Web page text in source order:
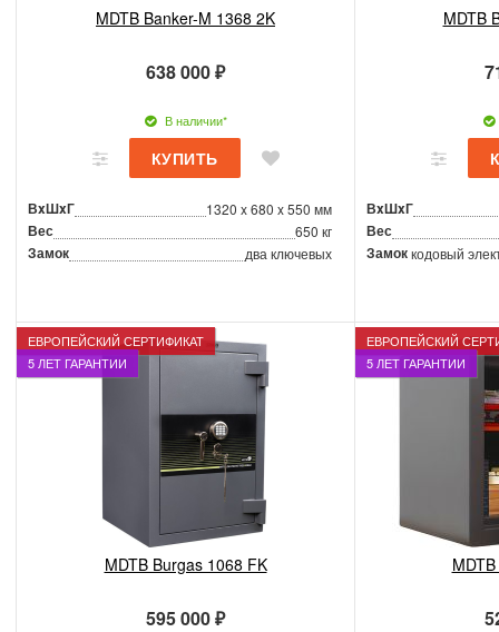
MDTB Banker-M 1368 2K
638 000 ₽
В наличии*
ВxШxГ 1320 x 680 x 550 мм
Вес 650 кг
Замок два ключевых
MDTB
ВxШxГ
Вес
Замоккодовый
ЕВРОПЕЙСКИЙ СЕРТИФИКАТ
5 ЛЕТ ГАРАНТИИ
MDTB Burgas 1068 FK
595 000 ₽
ЕВРОПЕЙСКИЙ
5 ЛЕТ ГАРАНТИИ